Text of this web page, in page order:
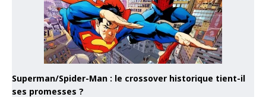
Superman/Spider-Man : le crossover historique tient-il
ses promesses ?